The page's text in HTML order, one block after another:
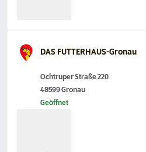
DAS FUTTERHAUS-Gronau
Ochtruper Straße 220
48599 Gronau
Geöffnet